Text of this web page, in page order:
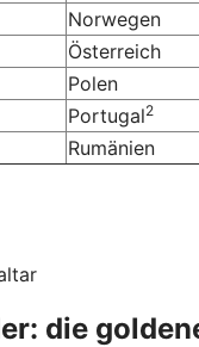
Norwegen
Österreich
Polen
Portugal2
Rumänien
die